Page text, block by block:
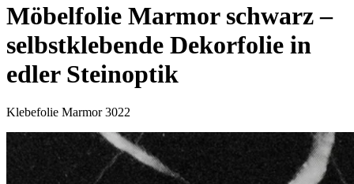
Möbelfolie Marmor schwarz –
selbstklebende Dekorfolie in
edler Steinoptik
Klebefolie Marmor 3022